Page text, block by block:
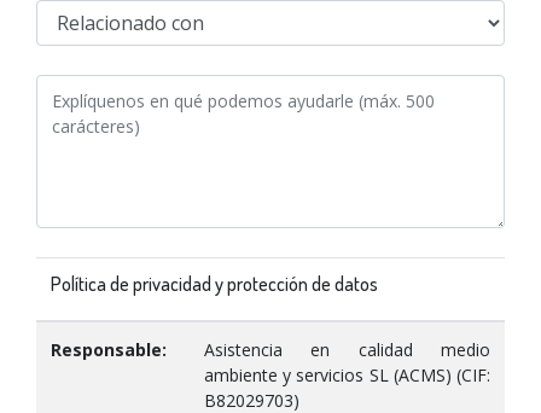
Política de privacidad y protección de datos
Responsable:
Asistencia en calidad medio
ambiente y servicios SL (ACMS) (CIF:
B82029703)